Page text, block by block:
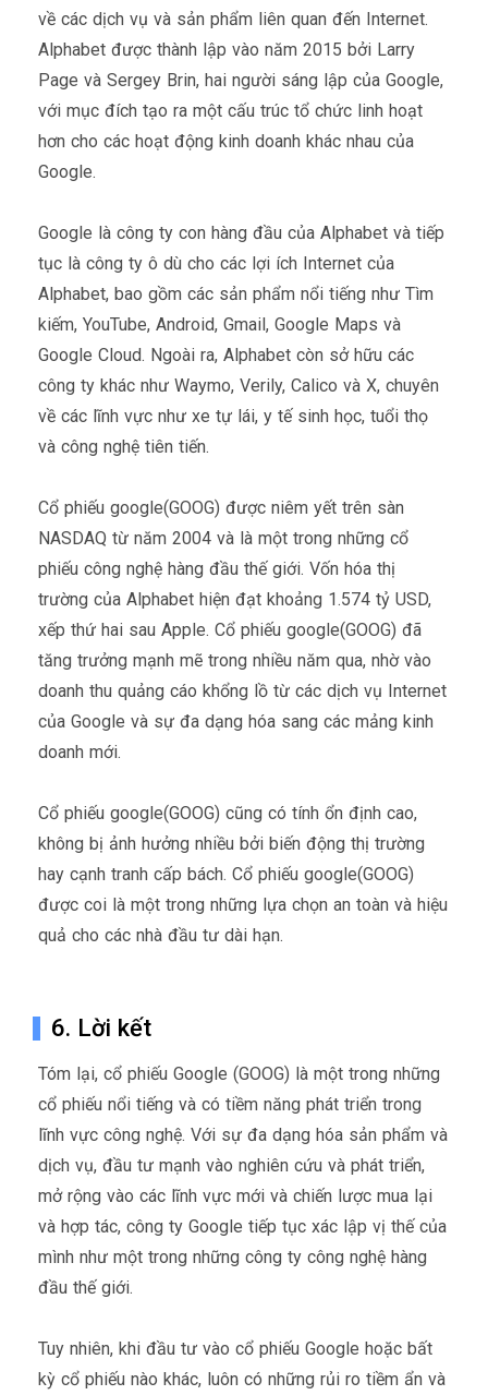
về các dịch vụ và sản phẩm liên quan đến Internet.
Alphabet được thành lập vào năm 2015 bởi Larry
Page và Sergey Brin, hai người sáng lập của Google,
với mục đích tạo ra một cấu trúc tổ chức linh hoạt
hơn cho các hoạt động kinh doanh khác nhau của
Google.
Google là công ty con hàng đầu của Alphabet và tiếp
tục là công ty ô dù cho các lợi ích Internet của
Alphabet, bao gồm các sản phẩm nổi tiếng như Tìm
kiếm, YouTube, Android, Gmail, Google Maps và
Google Cloud. Ngoài ra, Alphabet còn sở hữu các
công ty khác như Waymo, Verily, Calico và X, chuyên
về các lĩnh vực như xe tự lái, y tế sinh học, tuổi thọ
và công nghệ tiên tiến.
Cổ phiếu google(GOOG) được niêm yết trên sàn
NASDAQ từ năm 2004 và là một trong những cổ
phiếu công nghệ hàng đầu thế giới. Vốn hóa thị
trường của Alphabet hiện đạt khoảng 1.574 tỷ USD,
xếp thứ hai sau Apple. Cổ phiếu google(GOOG) đã
tăng trưởng mạnh mẽ trong nhiều năm qua, nhờ vào
doanh thu quảng cáo khổng lồ từ các dịch vụ Internet
của Google và sự đa dạng hóa sang các mảng kinh
doanh mới.
Cổ phiếu google(GOOG) cũng có tính ổn định cao,
không bị ảnh hưởng nhiều bởi biến động thị trường
hay cạnh tranh cấp bách. Cổ phiếu google(GOOG)
được coi là một trong những lựa chọn an toàn và hiệu
quả cho các nhà đầu tư dài hạn.
6. Lời kết
Tóm lại, cổ phiếu Google (GOOG) là một trong những
cổ phiếu nổi tiếng và có tiềm năng phát triển trong
lĩnh vực công nghệ. Với sự đa dạng hóa sản phẩm và
dịch vụ, đầu tư mạnh vào nghiên cứu và phát triển,
mở rộng vào các lĩnh vực mới và chiến lược mua lại
và hợp tác, công ty Google tiếp tục xác lập vị thế của
mình như một trong những công ty công nghệ hàng
đầu thế giới.
Tuy nhiên, khi đầu tư vào cổ phiếu Google hoặc bất
kỳ cổ phiếu nào khác, luôn có những rủi ro tiềm ẩn và